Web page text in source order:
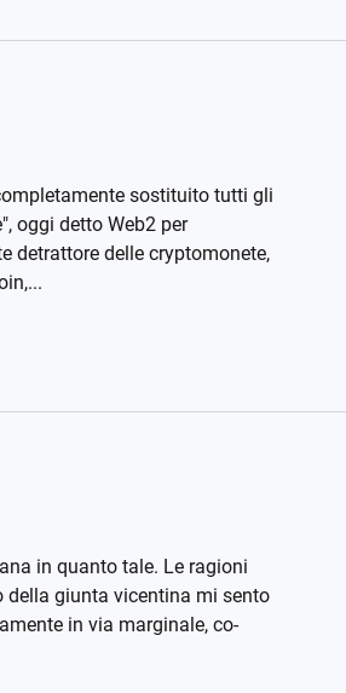
sostituito tutti gli
oggi detto Web2 per
detrattore delle cryptomonete,
in quanto tale. Le ragioni
della giunta vicentina mi sento
in via marginale, co-